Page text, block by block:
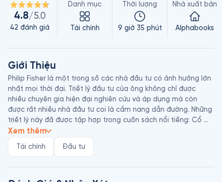
4.8/5.0
42 đánh giá
Danh mục
Tài chính
Thời lượng
9 giờ 35 phút
Nhà xuất bản
Alphabooks
Giới Thiệu
Philip Fisher là một trong số các nhà đầu tư có ảnh hưởng lớn
nhất mọi thời đại. Triết lý đầu tư của ông không chỉ được
nhiều chuyên gia hiện đại nghiên cứu và áp dụng mà còn
được rất nhiều nhà đầu tư coi là cẩm nang dẫn đường. Những
triết lý này đã được tập hợp trong cuốn sách nổi tiếng: Cổ
Phiếu Thường Lợi Nhuận Phi Thường (Common Stocks and
điển dành cho các nhà đầu tư hiện đại. Cuốn sách sẽ mang
Xem thêm
Tài chính Đầu tư